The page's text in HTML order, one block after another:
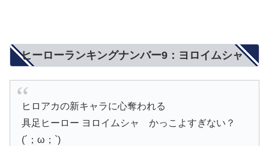
ヒーローランキングナンバー9：ヨロイムシャ
ヒロアカの新キャラに心奪われる
具足ヒーロー ヨロイムシャ かっこよすぎない？
(´；ω；`)